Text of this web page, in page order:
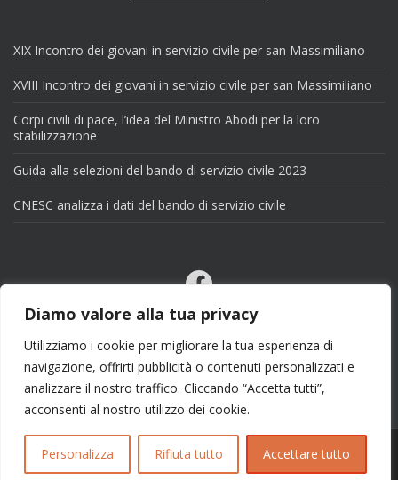
Diamo valore alla tua privacy
Utilizziamo i cookie per migliorare la tua esperienza di
navigazione, offrirti pubblicità o contenuti personalizzati e
analizzare il nostro traffico. Cliccando “Accetta tutti”,
acconsenti al nostro utilizzo dei cookie.
Personalizza Rifiuta tutto Accettare tutto
XIX Incontro dei giovani in servizio civile per san Massimiliano
XVIII Incontro dei giovani in servizio civile per san Massimiliano
Corpi civili di pace, l’idea del Ministro Abodi per la loro
stabilizzazione
Guida alla selezioni del bando di servizio civile 2023
CNESC analizza i dati del bando di servizio civile
Facebook
Email
X
Copyright 2025 | info@esseciblog.it | Tema perColorlibDisegnato da
WordPress